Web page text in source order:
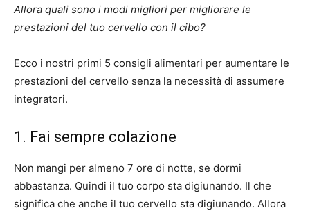
Allora quali sono i modi migliori per migliorare le
prestazioni del tuo cervello con il cibo?
Ecco i nostri primi 5 consigli alimentari per aumentare le
prestazioni del cervello senza la necessità di assumere
integratori.
1. Fai sempre colazione
Non mangi per almeno 7 ore di notte, se dormi
abbastanza. Quindi il tuo corpo sta digiunando. Il che
significa che anche il tuo cervello sta digiunando. Allora